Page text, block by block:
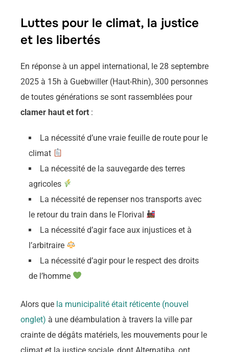
Luttes pour le climat, la justice
et les libertés
En réponse à un appel international, le 28 septembre
2025 à 15h à Guebwiller (Haut-Rhin), 300 personnes
de toutes générations se sont rassemblées pour
clamer haut et fort :
La nécessité d’une vraie feuille de route pour le
climat
La nécessité de la sauvegarde des terres
agricoles
La nécessité de repenser nos transports avec
le retour du train dans le Florival
La nécessité d’agir face aux injustices et à
l’arbitraire
La nécessité d’agir pour le respect des droits
de l’homme
Alors que la municipalité était réticente (nouvel
onglet) à une déambulation à travers la ville par
crainte de dégâts matériels, les mouvements pour le